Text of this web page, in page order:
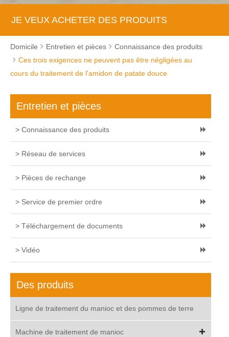
JE VEUX ACHETER DES PRODUITS
Domicile Entretien et pièces
Connaissance des produits
Ces trois exigences ne peuvent pas être négligées au
cours du traitement de l'amidon de patate douce
Entretien et pièces
> Connaissance des produits
> Réseau de services
> Pièces de rechange
> Service de premier ordre
> Téléchargement de documents
> Vidéo
Des produits
Ligne de traitement du manioc et des pommes de terre
Machine de traitement de manioc